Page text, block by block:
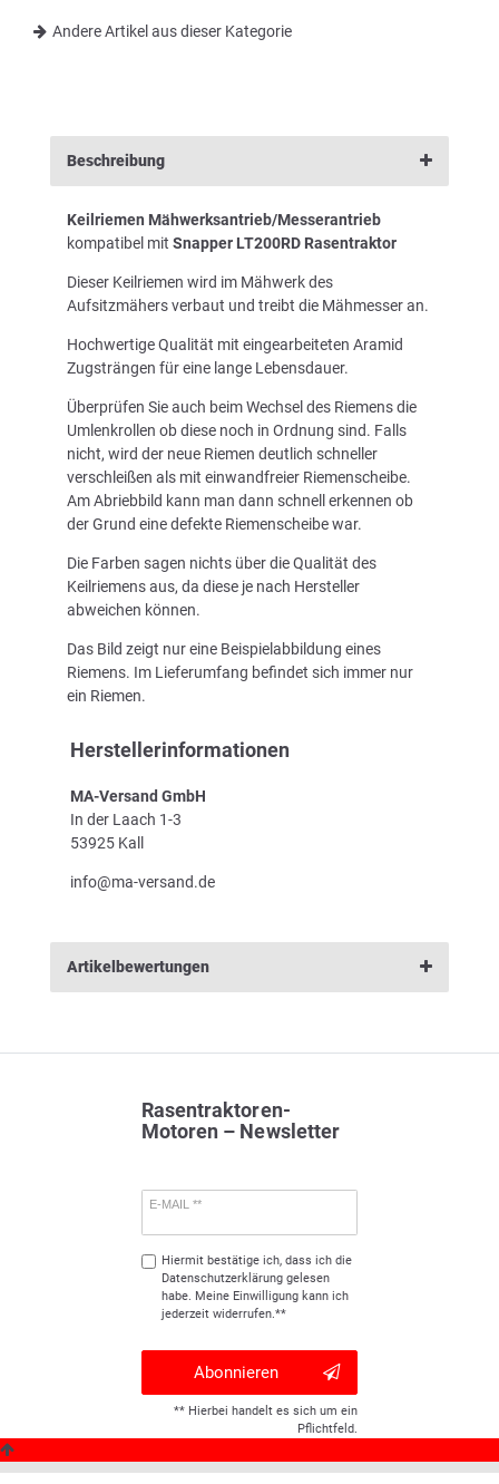
Andere Artikel aus dieser Kategorie
Beschreibung
Keilriemen Mähwerksantrieb/Messerantrieb
kompatibel mit Snapper LT200RD Rasentraktor
Dieser Keilriemen wird im Mähwerk des
Aufsitzmähers verbaut und treibt die Mähmesser an.
Hochwertige Qualität mit eingearbeiteten Aramid
Zugsträngen für eine lange Lebensdauer.
Überprüfen Sie auch beim Wechsel des Riemens die
Umlenkrollen ob diese noch in Ordnung sind. Falls
nicht, wird der neue Riemen deutlich schneller
verschleißen als mit einwandfreier Riemenscheibe.
Am Abriebbild kann man dann schnell erkennen ob
der Grund eine defekte Riemenscheibe war.
Die Farben sagen nichts über die Qualität des
Keilriemens aus, da diese je nach Hersteller
abweichen können.
Das Bild zeigt nur eine Beispielabbildung eines
Riemens. Im Lieferumfang befindet sich immer nur
ein Riemen.
Herstellerinformationen
MA-Versand GmbH
In der Laach 1-3
53925 Kall
info@ma-versand.de
Artikelbewertungen
Rasentraktoren-
Motoren – Newsletter
E-MAIL **
Hiermit bestätige ich, dass ich die
Daten­schutz­erklärunggelesen
habe. Meine Einwilligung kann ich
jederzeit widerrufen.**
Abonnieren
** Hierbei handelt es sich um ein
Pflichtfeld.